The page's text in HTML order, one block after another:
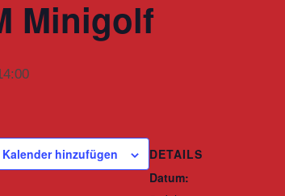
Minigolf
Kalender hinzufügen
DETAILS
Datum: